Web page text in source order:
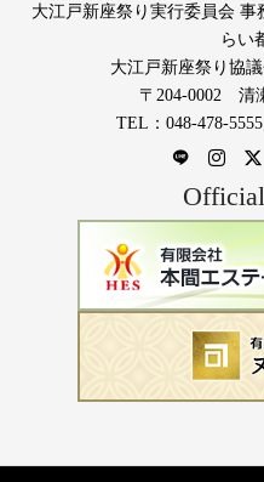
大江戸新座祭り実行委員会
らい
大江戸新座祭り協
〒204-0002 清
TEL：048-478-